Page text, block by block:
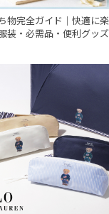
物完全ガイド｜快適に楽
装・必需品・便利グッズ